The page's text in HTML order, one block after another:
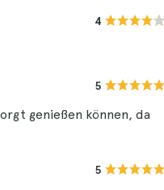
4
5
genießen können, da
5